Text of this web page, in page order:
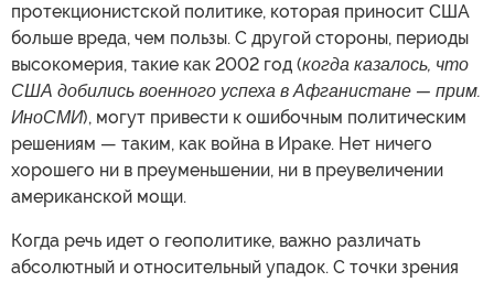
протекционистской политике, которая приносит США
больше вреда, чем пользы. С другой стороны, периоды
высокомерия, такие как 2002 год (когда казалось, что
США добились военного успеха в Афганистане — прим.
ИноСМИ), могут привести к ошибочным политическим
решениям — таким, как война в Ираке. Нет ничего
хорошего ни в преуменьшении, ни в преувеличении
американской мощи.
Когда речь идет о геополитике, важно различать
абсолютный и относительный упадок. С точки зрения